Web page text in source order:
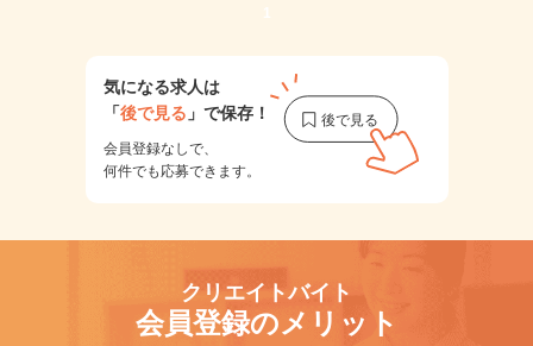
1
気になる求人は
「後で見る 」で保存！
会員登録なしで、
何件でも応募できます。
クリエイトバイト
会員登録のメリット